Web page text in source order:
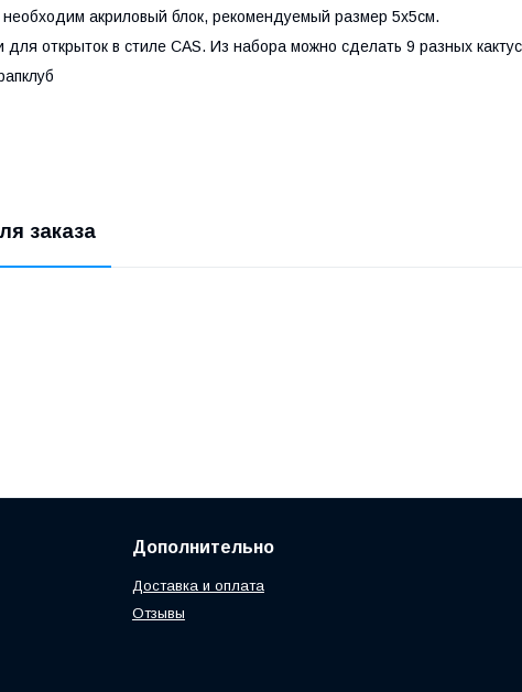
необходим акриловый блок, рекомендуемый размер 5х5см.
открыток в стиле CAS. Из набора можно сделать 9 разных
заказа
Дополнительно
Доставка и оплата
Отзывы